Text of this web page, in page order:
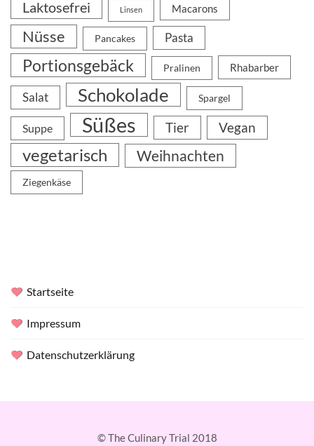
Laktosefrei Linsen Macarons
Nüsse Pancakes Pasta
Portionsgebäck Pralinen Rhabarber
Salat Schokolade Spargel
Suppe Süßes Tier Vegan
vegetarisch Weihnachten
Ziegenkäse
Startseite
Impressum
Datenschutzerklärung
© The Culinary Trial 2018